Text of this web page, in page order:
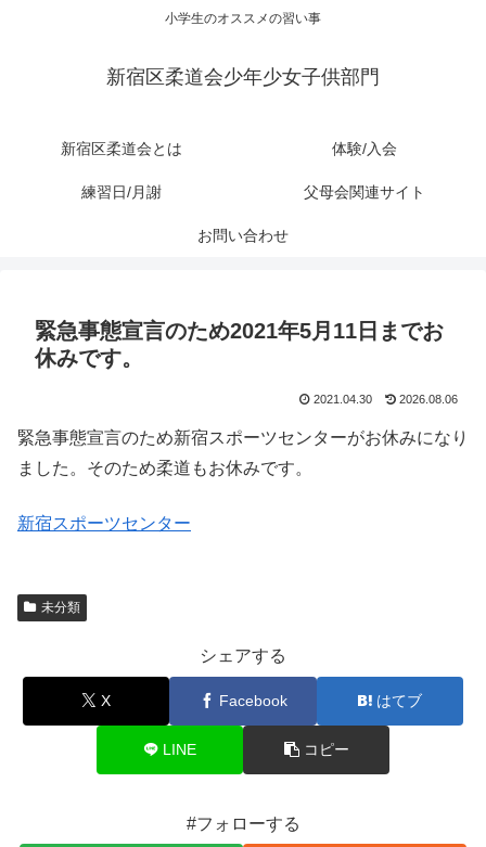
小学生のオススメの習い事
新宿区柔道会少年少女子供部門
新宿区柔道会とは 体験/入会
練習日/月謝 父母会関連サイト
お問い合わせ
緊急事態宣言のため2021年5月11日までお
休みです。
2021.04.30 2026.08.06
緊急事態宣言のため新宿スポーツセンターがお休みになり
ました。そのため柔道もお休みです。
新宿スポーツセンター
未分類
シェアする
X Facebook はてブ
LINE コピー
#フォローする